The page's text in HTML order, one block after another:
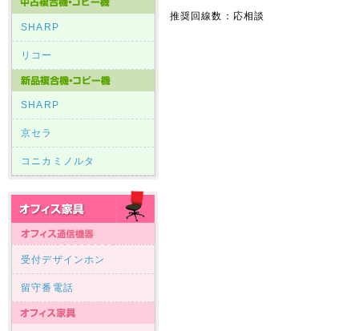
SHARP
リコー
SHARP
京セラ
コニカミノルタ
受付デザインホン
留守番電話
推奨回線数：応相談